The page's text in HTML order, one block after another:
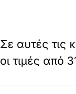
Σε αυτές τις
οι τιμές από